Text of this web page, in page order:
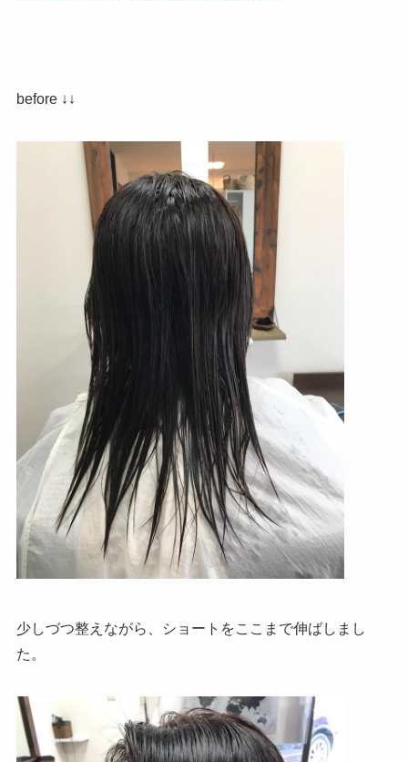
before ↓↓
少しづつ整えながら、ショートをここまで伸ばしまし
た。